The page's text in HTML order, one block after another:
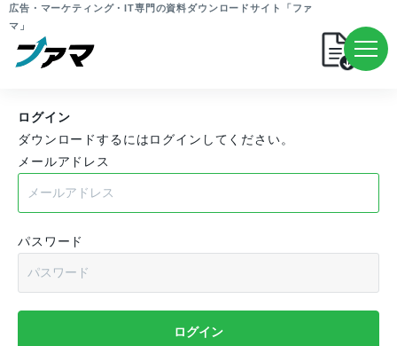
広告・マーケティング・IT専門の資料ダウンロードサイト「ファ
マ」
ログイン
ダウンロードするにはログインしてください。
メールアドレス
パスワード